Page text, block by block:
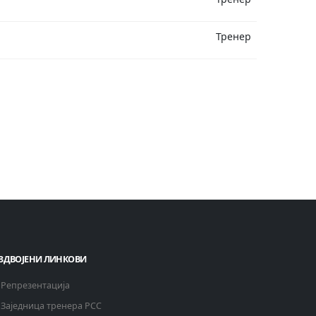
Тренер
ЛИНКОВИ
Репрезентација
Заједница тренера РСС